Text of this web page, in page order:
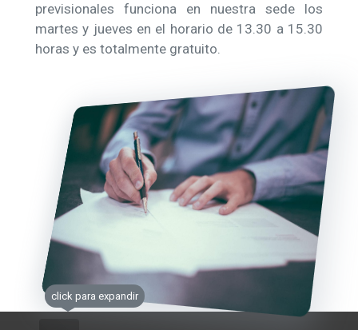
previsionales funciona en nuestra sede los
martes y jueves en el horario de 13.30 a 15.30
horas y es totalmente gratuito.
click para expandir